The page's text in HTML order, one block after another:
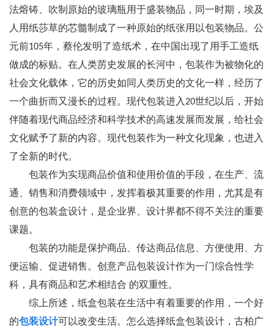
法熔铸、吹制原始的玻璃瓶用于盛装物品，同一时期，埃及
人用纸莎草的芯髓制成了一种原始的纸张用以包装物品。公
元前105年，蔡伦发明了造纸术，在中国出现了用手工造纸
做成的标贴。在人类苈史发展的长河中，包装作为被物化的
社会文化载体，它的历史如同人类历史的文化一样，经历了
一个曲折而又漫长的过程。现代包装进入20世纪以后，开始
伴随着现代商品经济和科学技术的高速发展而发展，给社会
文化赋予了新的内容。现代包装作为一种文化现象，也进入
了全新的时代。
包装作为实现商品价值和使用价值的手段，在生产、流
通、销售和消费领域中，发挥着极其重要的作用，尤其是有
创意的包装盒设计，是企业界、设计界都不得不关注的重要
课题。
包装的功能是保护商品、传达商品信息、方便使用、方
便运输、促进销售。创意产品包装设计作为一门综合性学
科，具有商品和艺术相结合 的双重性。
综上所述，纸盒包装在生活中有着重要的作用，一个好
的包装设计可以改变生活。怎么选择纸盒包装设计，古柏广